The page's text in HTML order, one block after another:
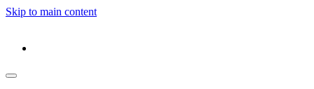
Skip to main content